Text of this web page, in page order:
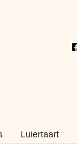
Luiertaart